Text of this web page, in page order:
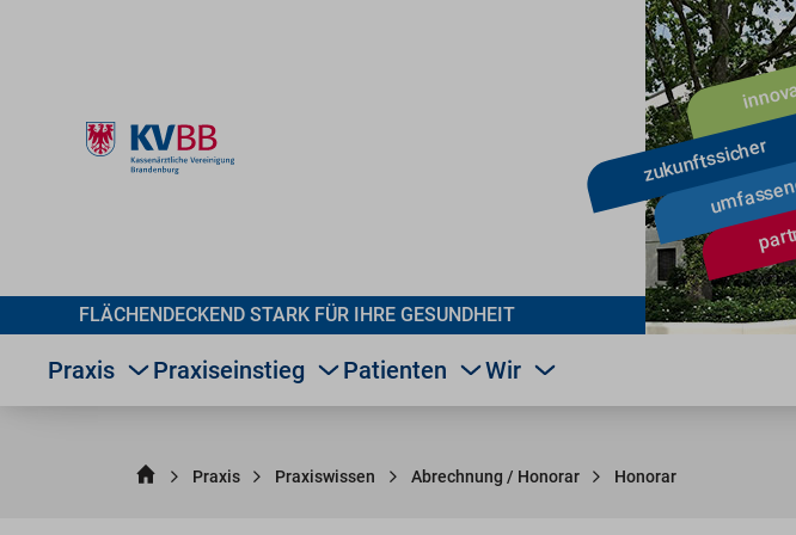
FLÄCHENDECKEND STARK FÜR IHRE GESUNDHEIT
Praxis Praxiseinstieg Patienten Wir
Praxis Praxiswissen Abrechnung / Honorar Honorar